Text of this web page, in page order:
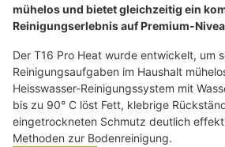
mühelos und bietet gleichzeitig ein
Reinigungserlebnis auf Premium-
Der T16 Pro Heat wurde entwickelt, um
Reinigungsaufgaben im Haushalt
Heisswasser-Reinigungssystem mit
bis zu 90° C löst Fett, klebrige
eingetrockneten Schmutz deutlich
Methoden zur Bodenreinigung.